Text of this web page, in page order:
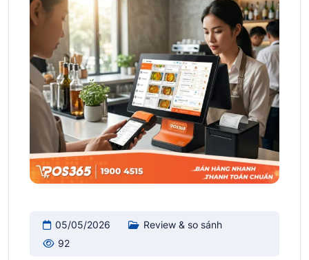
05/05/2026
Review & so sánh
92